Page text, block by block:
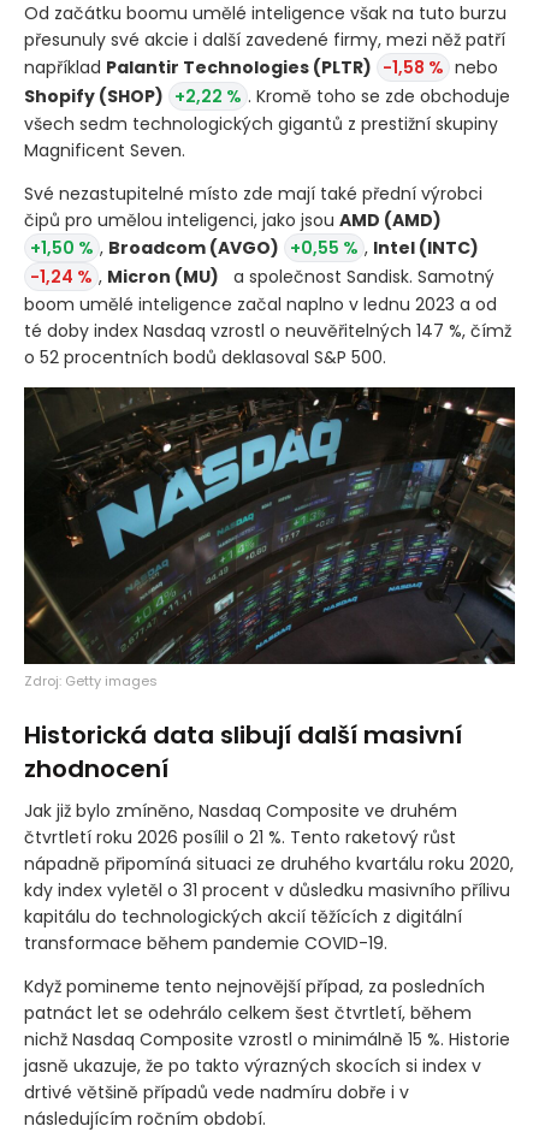
Od začátku boomu umělé inteligence však na tuto burzu
přesunuly své akcie i další zavedené firmy, mezi něž patří
například Palantir Technologies (PLTR) -1,58 % nebo
Shopify (SHOP) +2,22 % . Kromě toho se zde obchoduje
všech sedm technologických gigantů z prestižní skupiny
Magnificent Seven.
Své nezastupitelné místo zde mají také přední výrobci
čipů pro umělou inteligenci, jako jsou AMD (AMD)
+1,50 % , Broadcom (AVGO) +0,55 % , Intel (INTC)
-1,24 % , Micron (MU)
a společnost Sandisk. Samotný
boom umělé inteligence začal naplno v lednu 2023 a od
té doby index Nasdaq vzrostl o neuvěřitelných 147 %, čímž
o 52 procentních bodů deklasoval S&P 500.
Zdroj: Getty images
Historická data slibují další masivní
zhodnocení
Jak již bylo zmíněno, Nasdaq Composite ve druhém
čtvrtletí roku 2026 posílil o 21 %. Tento raketový růst
nápadně připomíná situaci ze druhého kvartálu roku 2020,
kdy index vyletěl o 31 procent v důsledku masivního přílivu
kapitálu do technologických akcií těžících z digitální
transformace během pandemie COVID-19.
Když pomineme tento nejnovější případ, za posledních
patnáct let se odehrálo celkem šest čtvrtletí, během
nichž Nasdaq Composite vzrostl o minimálně 15 %. Historie
jasně ukazuje, že po takto výrazných skocích si index v
drtivé většině případů vede nadmíru dobře i v
následujícím ročním období.